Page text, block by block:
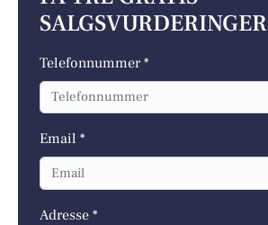
SALGSVURDERINGER
Telefonnummer *
Email *
Adresse *